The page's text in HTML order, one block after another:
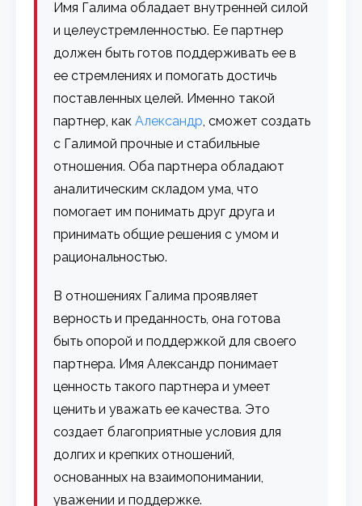
Имя Галима обладает внутренней силой
и целеустремленностью. Ее партнер
должен быть готов поддерживать ее в
ее стремлениях и помогать достичь
поставленных целей. Именно такой
партнер, какАлександр, сможет создать
с Галимой прочные и стабильные
отношения. Оба партнера обладают
аналитическим складом ума, что
помогает им понимать друг друга и
принимать общие решения с умом и
рациональностью.
В отношениях Галима проявляет
верность и преданность, она готова
быть опорой и поддержкой для своего
партнера. Имя Александр понимает
ценность такого партнера и умеет
ценить и уважать ее качества. Это
создает благоприятные условия для
долгих и крепких отношений,
основанных на взаимопонимании,
уважении и поддержке.